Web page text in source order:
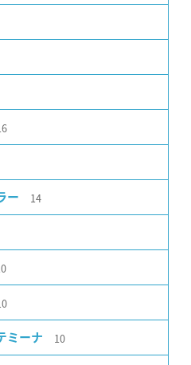
ー 14
ミーナ 10